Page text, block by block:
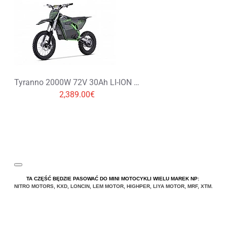
Tyranno 2000W 72V 30Ah LI-ION Elektryczny Cross, Pit Bike 19/16
2,389.00€
TA CZĘŚĆ BĘDZIE PASOWAĆ DO MINI MOTOCYKLI WIELU MAREK NP:
NITRO MOTORS KXD LONCIN LEM MOTOR HIGHPER LIYA MOTOR MRF, XTM